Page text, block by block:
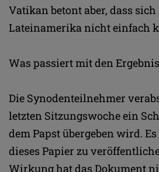
Vatikan betont aber, dass
Lateinamerika nicht einfach
Was passiert mit den
Die Synodenteilnehmer
letzten Sitzungswoche ein
dem Papst übergeben wird.
dieses Papier zu
Wirkung hat das Dokument